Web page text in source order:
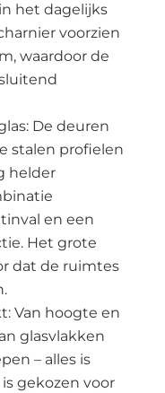
het dagelijks
voorzien
waardoor de
De deuren
stalen profielen
helder
en een
Het grote
dat de ruimtes
Van hoogte en
glasvlakken
– alles is
gekozen voor